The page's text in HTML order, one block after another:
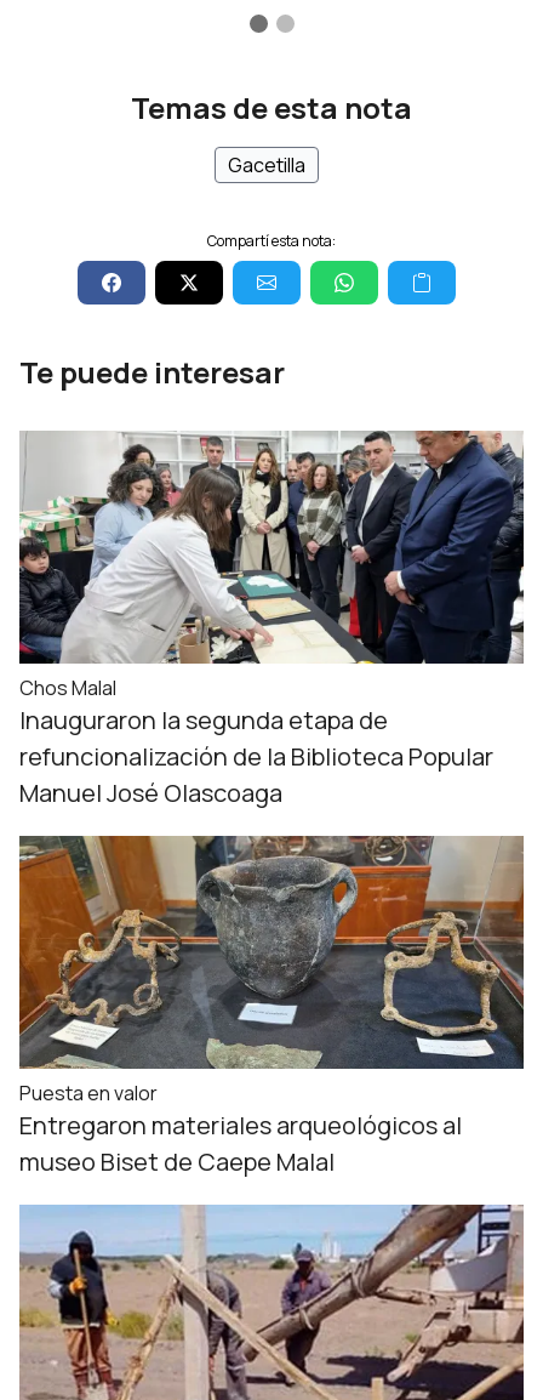
Temas de esta nota
Gacetilla
Compartí esta nota:
Te puede interesar
Chos Malal
Inauguraron la segunda etapa de
refuncionalización de la Biblioteca Popular
Manuel José Olascoaga
Puesta en valor
Entregaron materiales arqueológicos al
museo Biset de Caepe Malal